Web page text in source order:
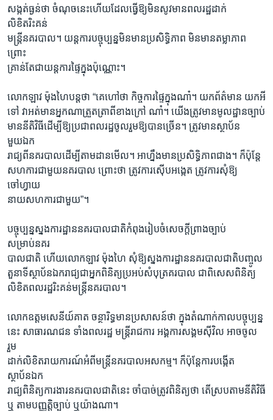
សង្កត់ធ្ងន់ថា ចំណុចនេះហើយដែលធ្វើឱ្យមិនសូវមានពលរដ្ឋដាក់
លិខិតរិះគន់
មន្ត្រីនគរបាល។ យន្តការបច្ចុប្បន្នមិនមានប្រសិទ្ធិភាព មិនមានតម្លាភាព
ព្រោះ
គ្រាន់តែជាយន្តការផ្ទៃក្នុងប៉ុណ្ណោះ។
លោកឡាវ ម៉ុងហៃបន្តថា “គេហៅថា កិច្ចការផ្ទៃក្នុងណា៎។ យកព័ត៌មាន យកអី
ទៅ វាអត់មានអ្នកណាត្រួតត្រាពីខាងក្រៅ ណា៎។ យើងត្រូវមានមូលដ្ឋានច្បាប់
មាននីតិវិធីដើម្បីឱ្យប្រជាពលរដ្ឋចូលរួមឱ្យបានច្រើន។ ត្រូវមានស្ថាប័ន
មួយឯក
រាជ្យពីនគរបាលដើម្បីតាមដានមើល។ អាហ្នឹងមានប្រសិទ្ធិភាពជាង។ ក៏ប៉ុន្តែ
សហការជាមួយនគរបាល ព្រោះថា ត្រូវការស៊ើបអង្កេត ត្រូវការសុំឱ្យ
ចៅហ្វាយ
នាយសហការជាមួយ”។
បច្ចុប្បន្នស្នងការដ្ឋាននគរបាលជាតិកំពុងរៀបចំសេចក្តីព្រាងច្បាប់
សម្រាប់នគរ
បាលជាតិ ហើយលោកឡាវ ម៉ុងហៃ សុំឱ្យស្នងការដ្ឋាននគរបាលជាតិបញ្ចូល
តួនាទីស្ថាប័នឯករាជ្យជាអ្នកពិនិត្យប្រអប់សំបុត្រគរបាល ជាពិសេសពិនិត្យ
លិខិតពលរដ្ឋរិះគន់មន្ត្រីនគរបាល។
លោកឧត្តមសេនីយ៍គាត ចន្ថារិទ្ធមានប្រសាសន៍ថា ក្នុងតំណាក់កាលបច្ចុប្បន្ន
នេះ សាធារណជន ទាំងពលរដ្ឋ មន្ត្រីរាជការ អង្គការសង្គមស៊ីវិល អាចចូល
រួម
ដាក់លិខិតរាយការណ៍អំពីមន្ត្រីនគរបាលអសកម្ម។ ក៏ប៉ុន្តែការបង្កើត
ស្ថាប័នឯក
រាជ្យពិនិត្យការងារនគរបាលជាតិនេះ ចាំបាច់ត្រូវពិនិត្យថា តើស្របតាមនីតិវិធី
ឬ តាមបញ្ញតិ្តច្បាប់ ឬយ៉ាងណា។